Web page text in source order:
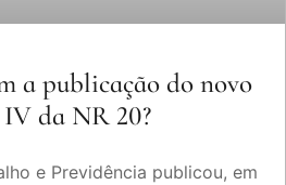
a publicação do novo
IV da NR 20?
e Previdência publicou, em